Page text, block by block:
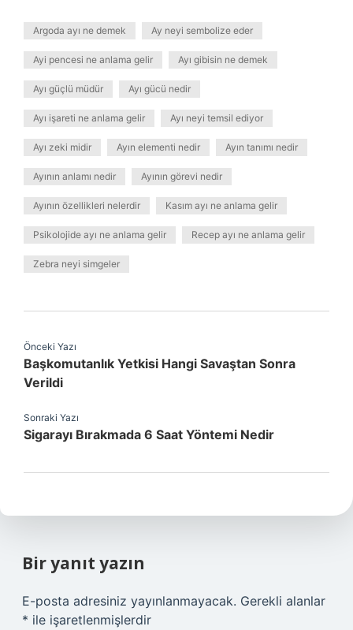
Argoda ayı ne demek Ay neyi sembolize eder
Ayi pencesi ne anlama gelir Ayı gibisin ne demek
Ayı güçlü müdür Ayı gücü nedir
Ayı işareti ne anlama gelir Ayı neyi temsil ediyor
Ayı zeki midir Ayın elementi nedir Ayın tanımı nedir
Ayının anlamı nedir Ayının görevi nedir
Ayının özellikleri nelerdir Kasım ayı ne anlama gelir
Psikolojide ayı ne anlama gelir Recep ayı ne anlama gelir
Zebra neyi simgeler
Önceki Yazı
Başkomutanlık Yetkisi Hangi Savaştan Sonra
Verildi
Sonraki Yazı
Sigarayı Bırakmada 6 Saat Yöntemi Nedir
Bir yanıt yazın
E-posta adresiniz yayınlanmayacak. Gerekli alanlar
* ile işaretlenmişlerdir